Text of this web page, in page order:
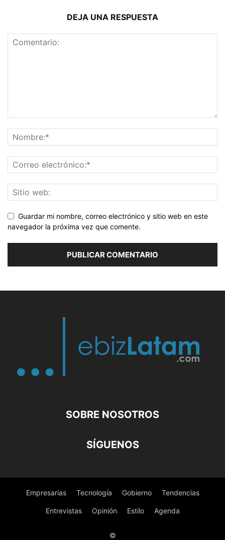
DEJA UNA RESPUESTA
Guardar mi nombre, correo electrónico y sitio web en este
navegador la próxima vez que comente.
SOBRE NOSOTROS
SÍGUENOS
Empresarias Tecnología Gobierno Tendencias
Entrevistas Opinión Estilo Agenda
©